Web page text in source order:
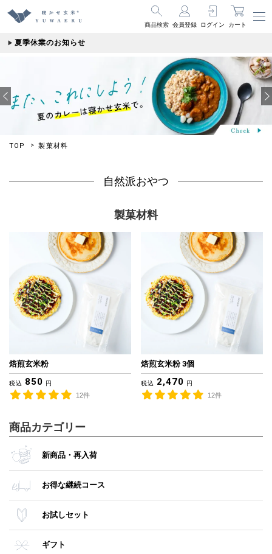
商品検索 会員登録 ログイン カート
夏季休業のお知らせ
TOP 製菓材料
自然派おやつ
製菓材料
焙煎玄米粉
税込 850 円
12件
焙煎玄米粉 3個
税込 2,470 円
12件
商品カテゴリー
新商品・再入荷
お得な継続コース
お試しセット
ギフト